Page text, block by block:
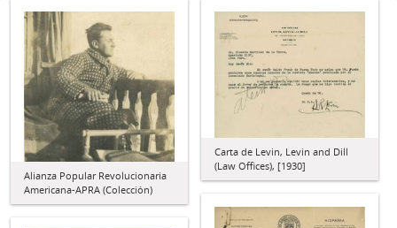
Alianza Popular Revolucionaria
Americana-APRA (Colección)
Carta de Levin, Levin and Dill
(Law Offices), [1930]